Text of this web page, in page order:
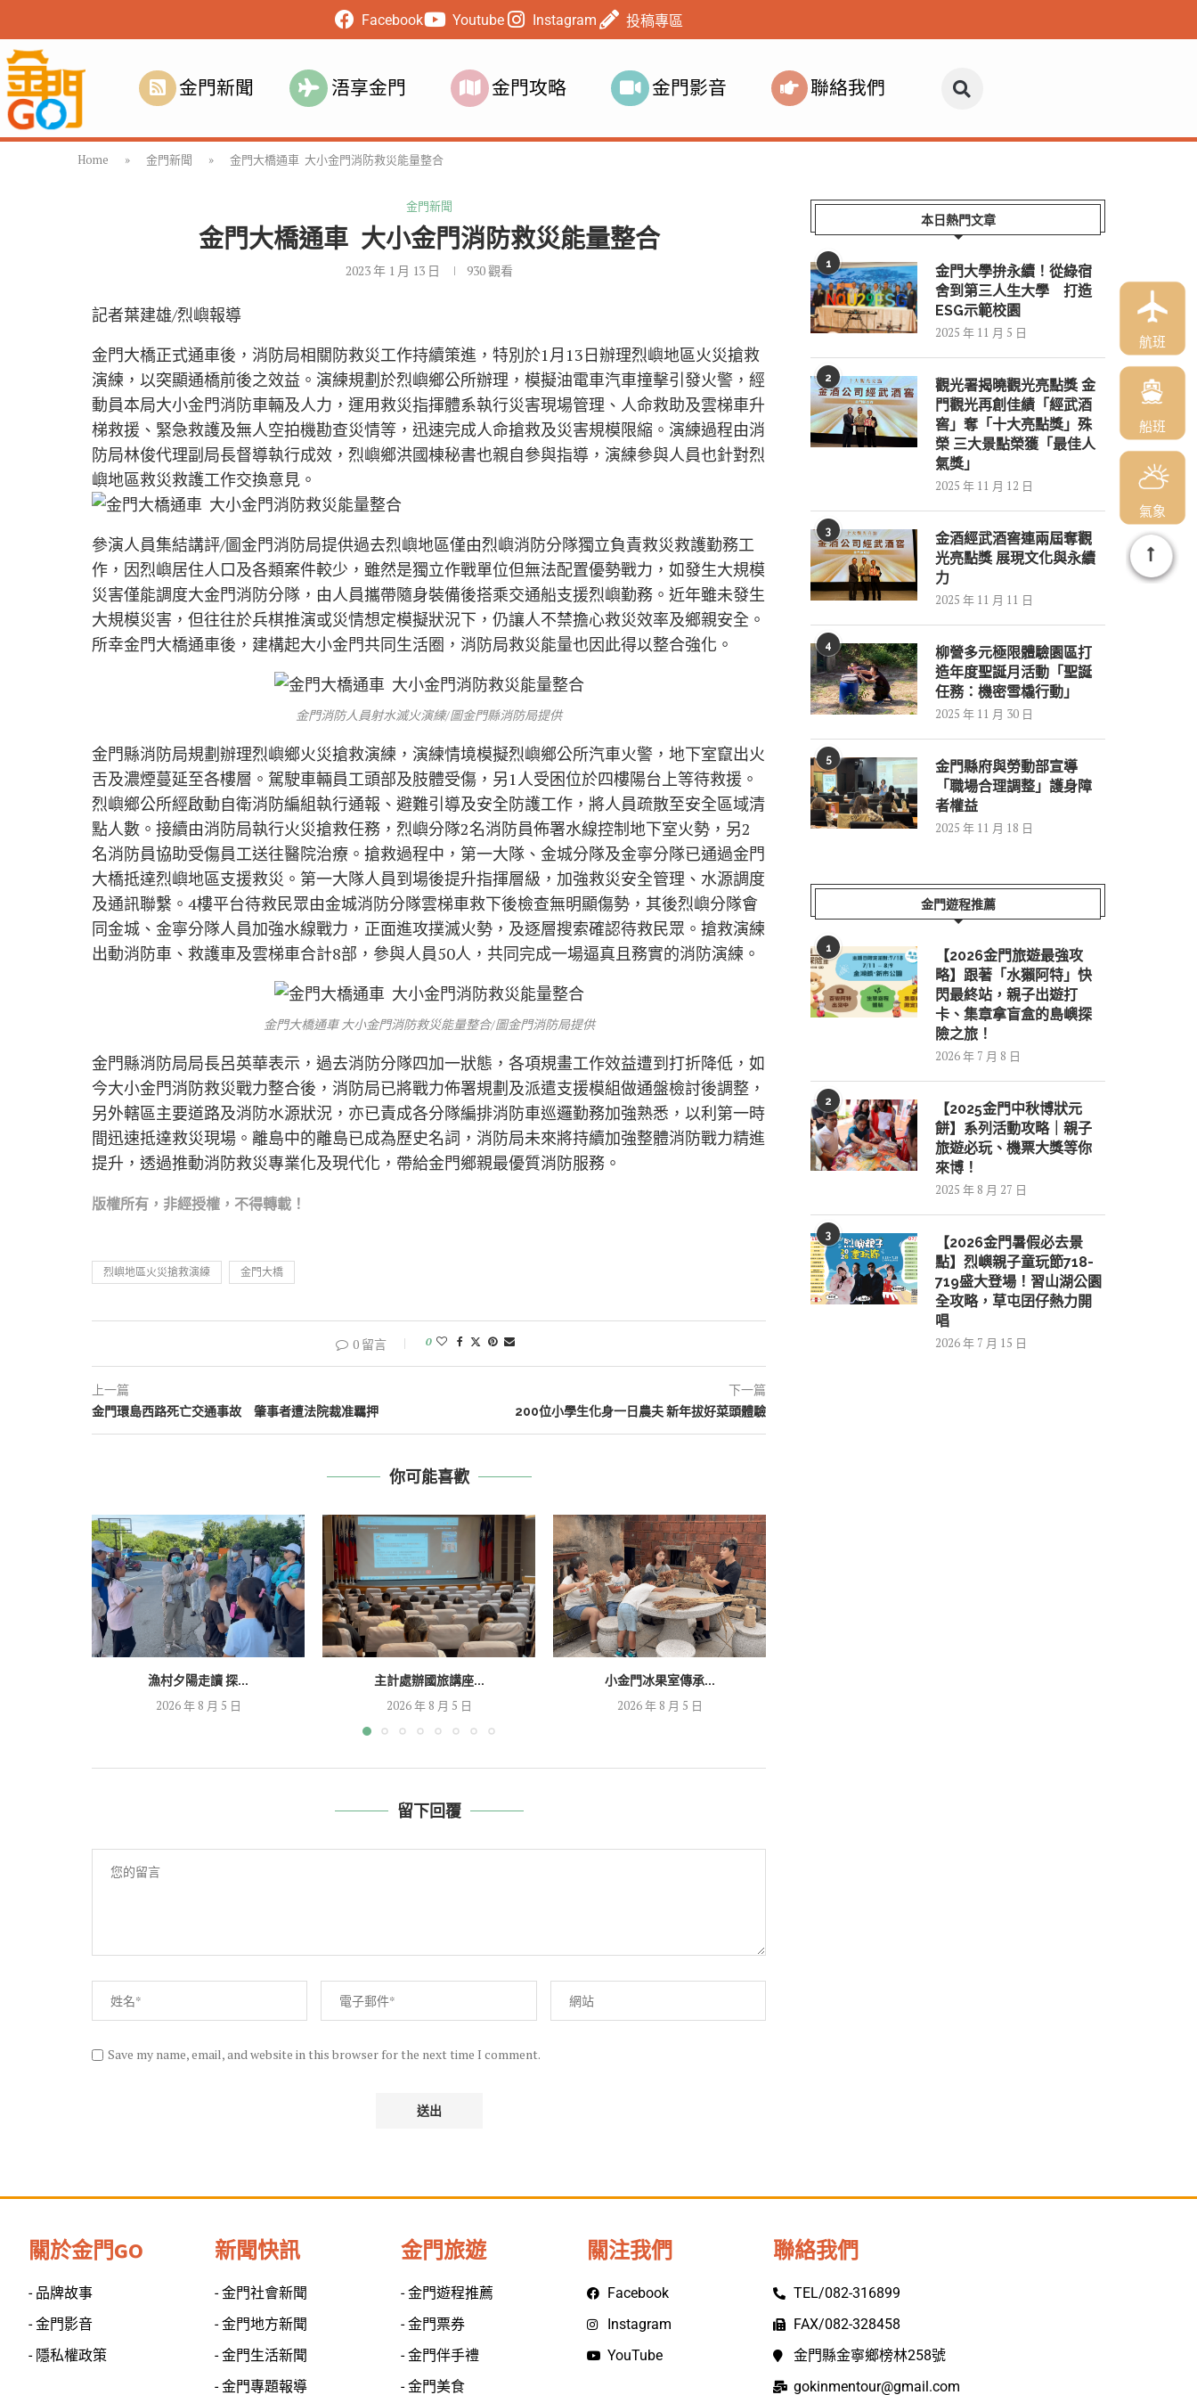
Facebook Youtube Instagram 投稿專區
金門新聞 浯享金門 金門攻略 金門影音 聯絡我們
Home » 金門新聞 » 金門大橋通車 大小金門消防救災能量整合
金門新聞
金門大橋通車 大小金門消防救災能量整合
2023 年 1 月 13 日 930觀看
記者葉建雄/烈嶼報導
金門大橋正式通車後，消防局相關防救災工作持續策進，特別於1月13日辦理烈嶼地區火災搶救
演練，以突顯通橋前後之效益。演練規劃於烈嶼鄉公所辦理，模擬油電車汽車撞擊引發火警，經
動員本局大小金門消防車輛及人力，運用救災指揮體系執行災害現場管理、人命救助及雲梯車升
梯救援、緊急救護及無人空拍機勘查災情等，迅速完成人命搶救及災害規模限縮。演練過程由消
防局林俊代理副局長督導執行成效，烈嶼鄉洪國棟秘書也親自參與指導，演練參與人員也針對烈
嶼地區救災救護工作交換意見。
參演人員集結講評/圖金門消防局提供過去烈嶼地區僅由烈嶼消防分隊獨立負責救災救護勤務工
作，因烈嶼居住人口及各類案件較少，雖然是獨立作戰單位但無法配置優勢戰力，如發生大規模
災害僅能調度大金門消防分隊，由人員攜帶隨身裝備後搭乘交通船支援烈嶼勤務。近年雖未發生
大規模災害，但往往於兵棋推演或災情想定模擬狀況下，仍讓人不禁擔心救災效率及鄉親安全。
所幸金門大橋通車後，建構起大小金門共同生活圈，消防局救災能量也因此得以整合強化。
金門消防人員射水滅火演練/圖金門縣消防局提供
金門縣消防局規劃辦理烈嶼鄉火災搶救演練，演練情境模擬烈嶼鄉公所汽車火警，地下室竄出火
舌及濃煙蔓延至各樓層。駕駛車輛員工頭部及肢體受傷，另1人受困位於四樓陽台上等待救援。
烈嶼鄉公所經啟動自衛消防編組執行通報、避難引導及安全防護工作，將人員疏散至安全區域清
點人數。接續由消防局執行火災搶救任務，烈嶼分隊2名消防員佈署水線控制地下室火勢，另2
名消防員協助受傷員工送往醫院治療。搶救過程中，第一大隊、金城分隊及金寧分隊已通過金門
大橋抵達烈嶼地區支援救災。第一大隊人員到場後提升指揮層級，加強救災安全管理、水源調度
及通訊聯繫。4樓平台待救民眾由金城消防分隊雲梯車救下後檢查無明顯傷勢，其後烈嶼分隊會
同金城、金寧分隊人員加強水線戰力，正面進攻撲滅火勢，及逐層搜索確認待救民眾。搶救演練
出動消防車、救護車及雲梯車合計8部，參與人員50人，共同完成一場逼真且務實的消防演練。
金門大橋通車 大小金門消防救災能量整合/圖金門消防局提供
金門縣消防局局長呂英華表示，過去消防分隊四加一狀態，各項規畫工作效益遭到打折降低，如
今大小金門消防救災戰力整合後，消防局已將戰力佈署規劃及派遣支援模組做通盤檢討後調整，
另外轄區主要道路及消防水源狀況，亦已責成各分隊編排消防車巡邏勤務加強熟悉，以利第一時
間迅速抵達救災現場。離島中的離島已成為歷史名詞，消防局未來將持續加強整體消防戰力精進
提升，透過推動消防救災專業化及現代化，帶給金門鄉親最優質消防服務。
版權所有，非經授權，不得轉載！
烈嶼地區火災搶救演練 金門大橋
0 留言 0
上一篇
金門環島西路死亡交通事故 肇事者遭法院裁准羈押
下一篇
200位小學生化身一日農夫 新年拔好菜頭體驗
你可能喜歡
漁村夕陽走讀 探...
2026 年 8 月 5 日
主計處辦國旅講座...
2026 年 8 月 5 日
小金門冰果室傳承...
2026 年 8 月 5 日
留下回覆
Save my name, email, and website in this browser for the next time I comment.
本日熱門文章
1
金門大學拚永續！從綠宿
舍到第三人生大學 打造
ESG示範校園
2025 年 11 月 5 日
2
觀光署揭曉觀光亮點獎 金
門觀光再創佳績「經武酒
窖」奪「十大亮點獎」殊
榮 三大景點榮獲「最佳人
氣獎」
2025 年 11 月 12 日
3
金酒經武酒窖連兩屆奪觀
光亮點獎 展現文化與永續
力
2025 年 11 月 11 日
4
柳營多元極限體驗園區打
造年度聖誕月活動「聖誕
任務：機密雪橇行動」
2025 年 11 月 30 日
5
金門縣府與勞動部宣導
「職場合理調整」護身障
者權益
2025 年 11 月 18 日
金門遊程推薦
1
【2026金門旅遊最強攻
略】跟著「水獺阿特」快
閃最終站，親子出遊打
卡、集章拿盲盒的島嶼探
險之旅！
2026 年 7 月 8 日
2
【2025金門中秋博狀元
餅】系列活動攻略｜親子
旅遊必玩、機票大獎等你
來博！
2025 年 8 月 27 日
3
【2026金門暑假必去景
點】烈嶼親子童玩節718-
719盛大登場！習山湖公園
全攻略，草屯囝仔熱力開
唱
2026 年 7 月 15 日
關於金門GO
- 品牌故事
- 金門影音
- 隱私權政策
新聞快訊
- 金門社會新聞
- 金門地方新聞
- 金門生活新聞
- 金門專題報導
金門旅遊
- 金門遊程推薦
- 金門票券
- 金門伴手禮
- 金門美食
關注我們
Facebook
Instagram
YouTube
聯絡我們
TEL/082-316899
FAX/082-328458
金門縣金寧鄉榜林258號
gokinmentour@gmail.com
航班
船班
氣象